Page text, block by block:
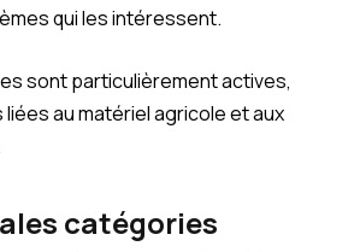
qui les intéressent.
sont particulièrement actives,
au matériel agricole et aux
catégories